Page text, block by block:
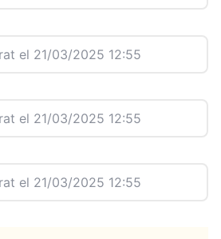
el 21/03/2025 12:55
el 21/03/2025 12:55
el 21/03/2025 12:55